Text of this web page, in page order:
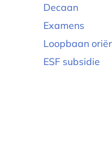
Decaan
Examens
Loopbaan
ESF subsidie